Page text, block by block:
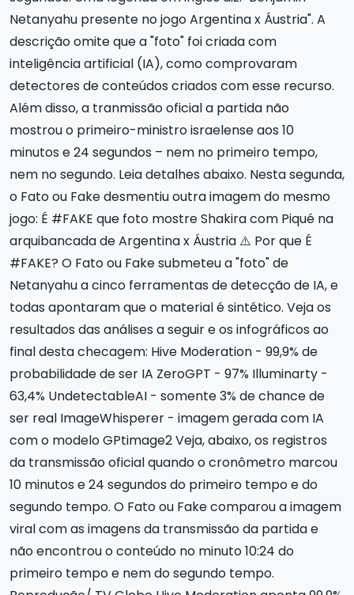
Netanyahu presente no jogo Argentina x Áustria". A
descrição omite que a "foto" foi criada com
inteligência artificial (IA), como comprovaram
detectores de conteúdos criados com esse recurso.
Além disso, a tranmissão oficial a partida não
mostrou o primeiro-ministro israelense aos 10
minutos e 24 segundos – nem no primeiro tempo,
nem no segundo. Leia detalhes abaixo. Nesta segunda,
o Fato ou Fake desmentiu outra imagem do mesmo
jogo: É #FAKE que foto mostre Shakira com Piqué na
arquibancada de Argentina x Áustria ⚠️ Por que É
#FAKE? O Fato ou Fake submeteu a "foto" de
Netanyahu a cinco ferramentas de detecção de IA, e
todas apontaram que o material é sintético. Veja os
resultados das análises a seguir e os infográficos ao
final desta checagem: Hive Moderation - 99,9% de
probabilidade de ser IA ZeroGPT - 97% Illuminarty -
63,4% UndetectableAI - somente 3% de chance de
ser real ImageWhisperer - imagem gerada com IA
com o modelo GPtimage2 Veja, abaixo, os registros
da transmissão oficial quando o cronômetro marcou
10 minutos e 24 segundos do primeiro tempo e do
segundo tempo. O Fato ou Fake comparou a imagem
viral com as imagens da transmissão da partida e
não encontrou o conteúdo no minuto 10:24 do
primeiro tempo e nem do segundo tempo.